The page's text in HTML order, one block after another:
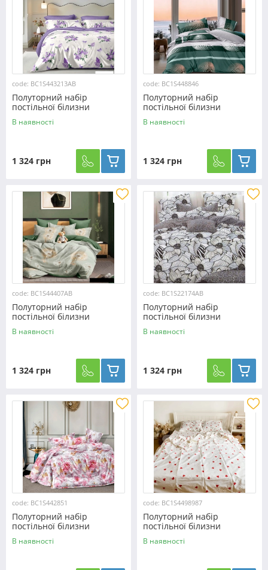
code: BC1S443213AB
Полуторний набір
постільної білизни
150*220 із Сатину
№443213AB Черешенка™
В наявності
1 324 грн
code: BC1S448846
Полуторний набір
постільної білизни
150*220 із Сатину
№448846 Черешенка™
В наявності
1 324 грн
code: BC1S44407AB
Полуторний набір
постільної білизни
150*220 із Сатину
№44407AB Черешенка™
В наявності
1 324 грн
code: BC1S22174AB
Полуторний набір
постільної білизни
150*220 із Сатину
№22174AB Черешенка™
В наявності
1 324 грн
code: BC1S442851
Полуторний набір
постільної білизни
150*220 із Сатину
№442851 Черешенка™
В наявності
code: BC1S4498987
Полуторний набір
постільної білизни
150*220 із Сатину
№4498987 Черешенка™
В наявності